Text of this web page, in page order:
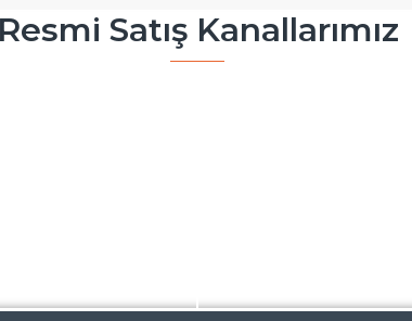
Resmi Satış Kanallarımız